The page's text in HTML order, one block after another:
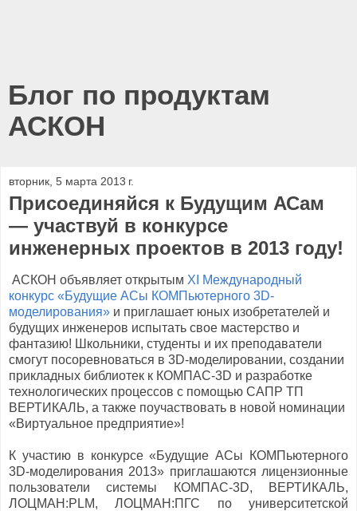
Блог по продуктам
АСКОН
вторник, 5 марта 2013 г.
Присоединяйся к Будущим АСам
— участвуй в конкурсе
инженерных проектов в 2013 году!
АСКОН объявляет открытым XI Международный
конкурс «Будущие АСы КОМПьютерного 3D-
моделирования» и приглашает юных изобретателей и
будущих инженеров испытать свое мастерство и
фантазию! Школьники, студенты и их преподаватели
смогут посоревноваться в 3D-моделировании, создании
прикладных библиотек к КОМПАС-3D и разработке
технологических процессов с помощью САПР ТП
ВЕРТИКАЛЬ, а также поучаствовать в новой номинации
«Виртуальное предприятие»!
К участию в конкурсе «Будущие АСы КОМПьютерного
3D-моделирования 2013» приглашаются лицензионные
пользователи системы КОМПАС-3D, ВЕРТИКАЛЬ,
ЛОЦМАН:PLM, ЛОЦМАН:ПГС по университетской